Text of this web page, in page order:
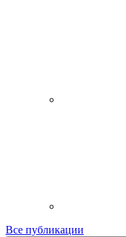
Все публикации